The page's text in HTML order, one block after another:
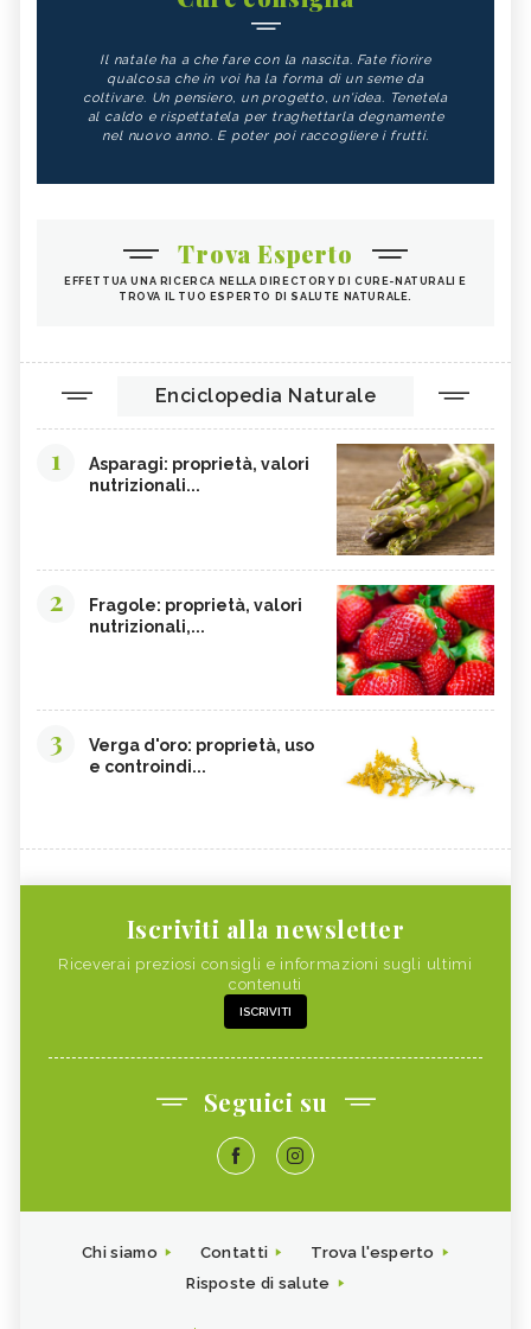
Il natale ha a che fare con la nascita. Fate fiorire
qualcosa che in voi ha la forma di un seme da
coltivare. Un pensiero, un progetto, un'idea. Tenetela
al caldo e rispettatela per traghettarla degnamente
nel nuovo anno. E poter poi raccogliere i frutti.
Trova Esperto
EFFETTUA UNA RICERCA NELLA DIRECTORY DI CURE-NATURALI E
TROVA IL TUO ESPERTO DI SALUTE NATURALE.
Enciclopedia Naturale
1
Asparagi: proprietà, valori
nutrizionali...
2
Fragole: proprietà, valori
nutrizionali,...
3
Verga d'oro: proprietà, uso
e controindi...
Iscriviti alla newsletter
Riceverai preziosi consigli e informazioni sugli ultimi
contenuti
ISCRIVITI
Seguici su
Chi siamo Contatti
Trova l'esperto
Risposte di salute